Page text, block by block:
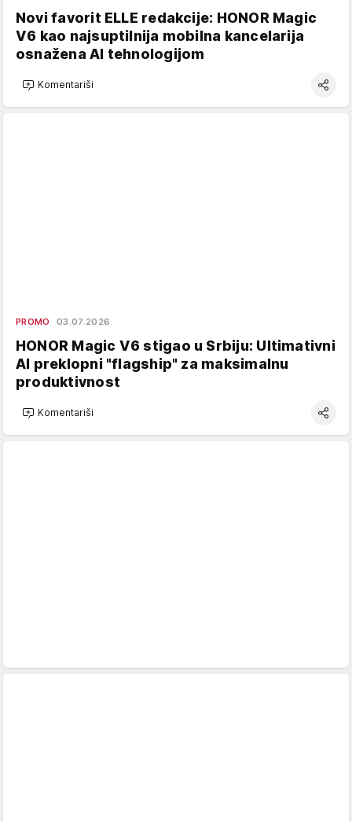
Novi favorit ELLE redakcije: HONOR Magic
V6 kao najsuptilnija mobilna kancelarija
osnažena AI tehnologijom
Komentariši
PROMO 03.07.2026.
HONOR Magic V6 stigao u Srbiju: Ultimativni
AI preklopni "flagship" za maksimalnu
produktivnost
Komentariši